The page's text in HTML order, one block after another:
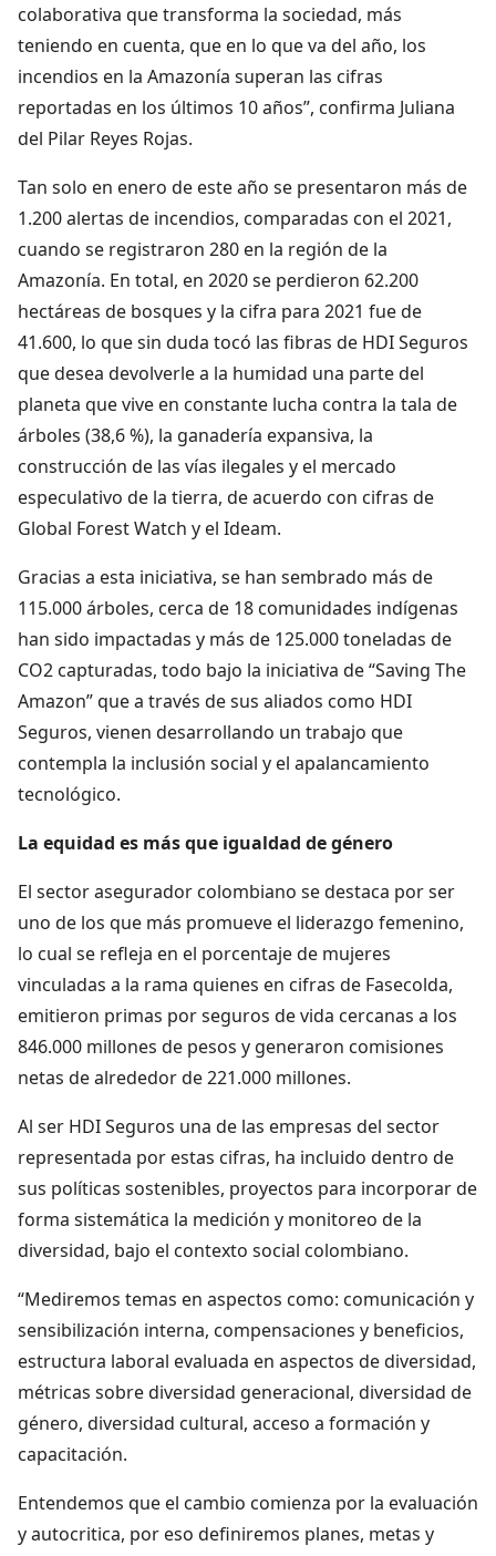
colaborativa que transforma la sociedad, más
teniendo en cuenta, que en lo que va del año, los
incendios en la Amazonía superan las cifras
reportadas en los últimos 10 años”, confirma Juliana
del Pilar Reyes Rojas.
Tan solo en enero de este año se presentaron más de
1.200 alertas de incendios, comparadas con el 2021,
cuando se registraron 280 en la región de la
Amazonía. En total, en 2020 se perdieron 62.200
hectáreas de bosques y la cifra para 2021 fue de
41.600, lo que sin duda tocó las fibras de HDI Seguros
que desea devolverle a la humidad una parte del
planeta que vive en constante lucha contra la tala de
árboles (38,6 %), la ganadería expansiva, la
construcción de las vías ilegales y el mercado
especulativo de la tierra, de acuerdo con cifras de
Global Forest Watch y el Ideam.
Gracias a esta iniciativa, se han sembrado más de
115.000 árboles, cerca de 18 comunidades indígenas
han sido impactadas y más de 125.000 toneladas de
CO2 capturadas, todo bajo la iniciativa de “Saving The
Amazon” que a través de sus aliados como HDI
Seguros, vienen desarrollando un trabajo que
contempla la inclusión social y el apalancamiento
tecnológico.
La equidad es más que igualdad de género
El sector asegurador colombiano se destaca por ser
uno de los que más promueve el liderazgo femenino,
lo cual se refleja en el porcentaje de mujeres
vinculadas a la rama quienes en cifras de Fasecolda,
emitieron primas por seguros de vida cercanas a los
846.000 millones de pesos y generaron comisiones
netas de alrededor de 221.000 millones.
Al ser HDI Seguros una de las empresas del sector
representada por estas cifras, ha incluido dentro de
sus políticas sostenibles, proyectos para incorporar de
forma sistemática la medición y monitoreo de la
diversidad, bajo el contexto social colombiano.
“Mediremos temas en aspectos como: comunicación y
sensibilización interna, compensaciones y beneficios,
estructura laboral evaluada en aspectos de diversidad,
métricas sobre diversidad generacional, diversidad de
género, diversidad cultural, acceso a formación y
capacitación.
Entendemos que el cambio comienza por la evaluación
y autocritica, por eso definiremos planes, metas y